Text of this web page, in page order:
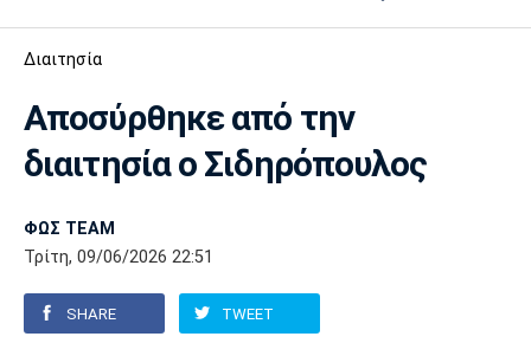
ΠΟΔΟΣΦΑΙΡΟ
ΒΟΛΕΪ ΠΟΛΟ
AUTO-MOTO
Ποδόσφαιρο
Super League 1
Super League 2
Γ Εθνική
Ελλάδα
Μπάσκετ
Ελλάδα
Εθνική
EuroLeague
Ολυμπιακοί Αγώνες
Βόλεϊ
Πόλο
Ολυμπιακός ΑΕΚ ΠΑΟΚ
Παναθηναϊκός Ατρόμητος
Διαιτησία
Αποσύρθηκε από την
διαιτησία ο Σιδηρόπουλος
ΦΩΣ TEAM
Τρίτη, 09/06/2026 22:51
SHARE TWEET